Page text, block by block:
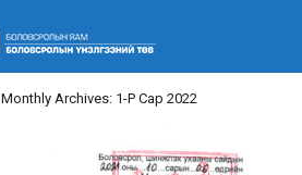
Monthly Archives: 1-Р Сар 2022